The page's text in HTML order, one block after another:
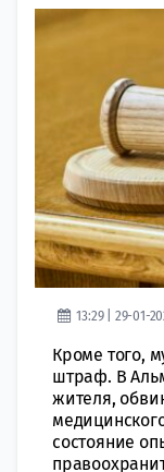
13:29 | 29-01-
Кроме того,
штраф. В
жителя,
состояние